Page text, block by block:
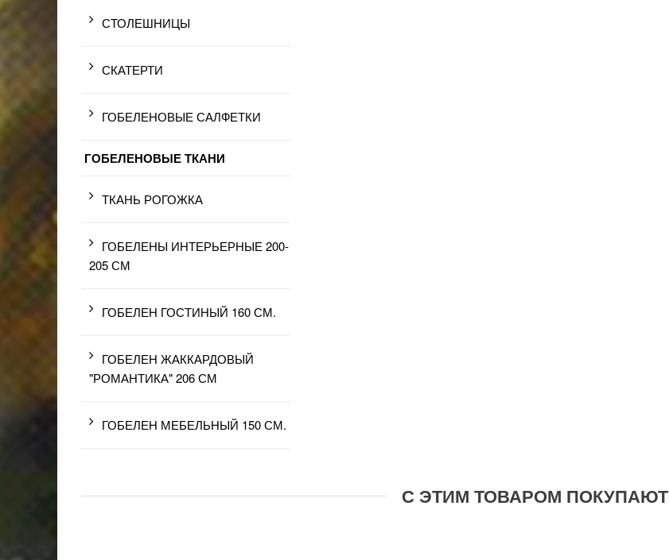
СТОЛЕШНИЦЫ
СКАТЕРТИ
ГОБЕЛЕНОВЫЕ САЛФЕТКИ
ГОБЕЛЕНОВЫЕ ТКАНИ
ТКАНЬ РОГОЖКА
ГОБЕЛЕНЫ ИНТЕРЬЕРНЫЕ 200-
205 СМ
ГОБЕЛЕН ГОСТИНЫЙ 160 СМ.
ГОБЕЛЕН ЖАККАРДОВЫЙ
"РОМАНТИКА" 206 СМ
ГОБЕЛЕН МЕБЕЛЬНЫЙ 150 СМ.
С ЭТИМ ТОВАРОМ ПОКУПАЮТ